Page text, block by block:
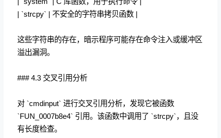
| `strcpy` | 不安全的字符串拷贝函数 |
这些字符串的存在，暗示程序可能存在命令注入或缓冲区
溢出漏洞。
### 4.3 交叉引用分析
对 `cmdinput` 进行交叉引用分析，发现它被函数
`FUN_0007b8e4` 引用。该函数中调用了 `strcpy`，且没
有长度检查。